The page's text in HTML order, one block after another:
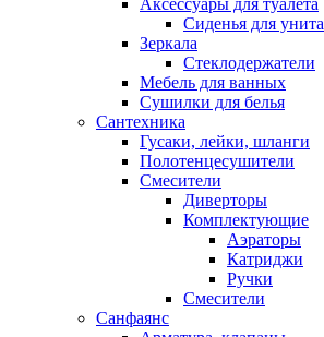
Сиденья для
Зеркала
Стеклодержатели
Мебель для ванных
Сушилки для белья
Сантехника
Гусаки, лейки, шланги
Полотенцесушители
Смесители
Диверторы
Комплектующие
Аэраторы
Катриджи
Ручки
Смесители
Санфаянс